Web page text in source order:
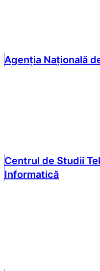
Agenția Națională
Centrul de Studii
Informatică